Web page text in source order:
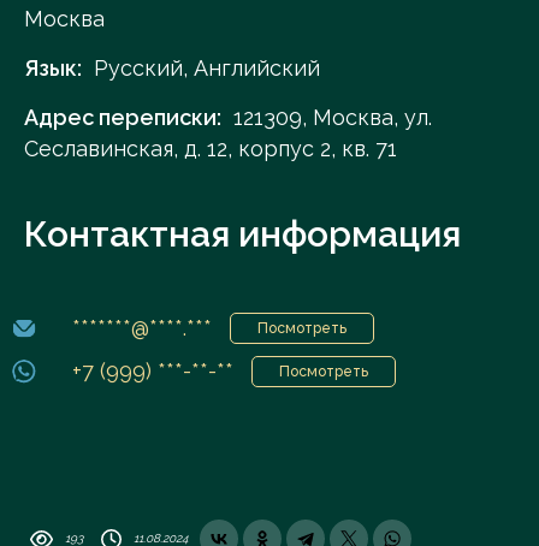
Москва
Язык: Русский, Английский
Адрес переписки: 121309, Москва, ул.
Сеславинская, д. 12, корпус 2, кв. 71
Контактная информация
*******@****.*** Посмотреть
+7 (999) ***-**-** Посмотреть
193 11.08.2024